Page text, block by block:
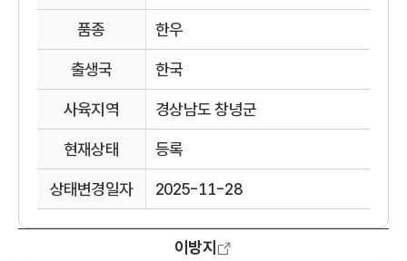
품종 한우
출생국 한국
사육지역 경상남도 창녕군
현재상태 등록
상태변경일자 2025-11-28
이방지